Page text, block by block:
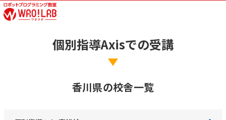
個別指導Axisでの受講
香川県の校舎一覧